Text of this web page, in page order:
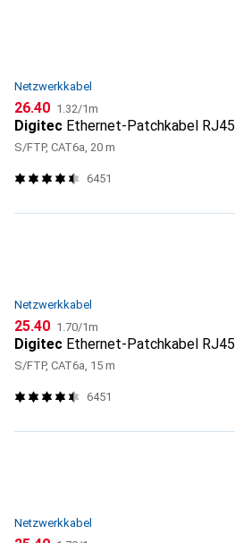
Netzwerkkabel
CHF
26.40 CHF
1.32/1m
Digitec Ethernet-Patchkabel RJ45
S/FTP, CAT6a, 20 m
6451
Netzwerkkabel
CHF
25.40 CHF
1.70/1m
Digitec Ethernet-Patchkabel RJ45
S/FTP, CAT6a, 15 m
6451
Netzwerkkabel